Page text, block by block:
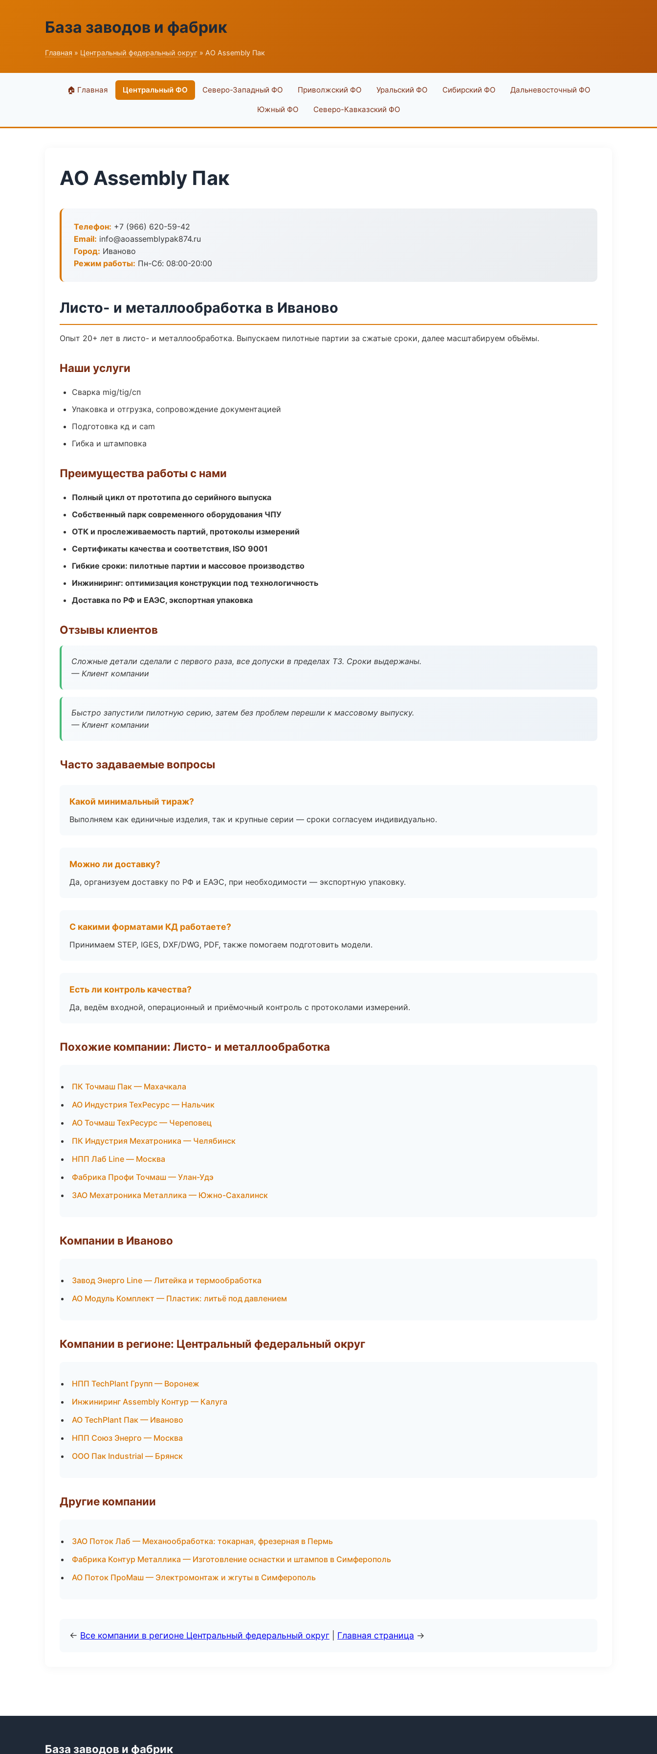
База заводов и фабрик
Главная » Центральный федеральный округ » АО Assembly Пак
🏠 Главная Центральный ФО Северо-Западный ФО Приволжский ФО Уральский ФО Сибирский ФО Дальневосточный ФО
Южный ФО Северо-Кавказский ФО
АО Assembly Пак
Телефон: +7 (966) 620-59-42
Email: info@aoassemblypak874.ru
Город: Иваново
Режим работы: Пн-Сб: 08:00-20:00
Листо- и металлообработка в Иваново
Опыт 20+ лет в листо- и металлообработка. Выпускаем пилотные партии за сжатые сроки, далее масштабируем объёмы.
Наши услуги
Сварка mig/tig/сп
Упаковка и отгрузка, сопровождение документацией
Подготовка кд и cam
Гибка и штамповка
Преимущества работы с нами
Полный цикл от прототипа до серийного выпуска
Собственный парк современного оборудования ЧПУ
ОТК и прослеживаемость партий, протоколы измерений
Сертификаты качества и соответствия, ISO 9001
Гибкие сроки: пилотные партии и массовое производство
Инжиниринг: оптимизация конструкции под технологичность
Доставка по РФ и ЕАЭС, экспортная упаковка
Отзывы клиентов
Сложные детали сделали с первого раза, все допуски в пределах ТЗ. Сроки выдержаны.
— Клиент компании
Быстро запустили пилотную серию, затем без проблем перешли к массовому выпуску.
— Клиент компании
Часто задаваемые вопросы
Какой минимальный тираж?
Выполняем как единичные изделия, так и крупные серии — сроки согласуем индивидуально.
Можно ли доставку?
Да, организуем доставку по РФ и ЕАЭС, при необходимости — экспортную упаковку.
С какими форматами КД работаете?
Принимаем STEP, IGES, DXF/DWG, PDF, также помогаем подготовить модели.
Есть ли контроль качества?
Да, ведём входной, операционный и приёмочный контроль с протоколами измерений.
Похожие компании: Листо- и металлообработка
ПК Точмаш Пак — Махачкала
АО Индустрия ТехРесурс — Нальчик
АО Точмаш ТехРесурс — Череповец
ПК Индустрия Мехатроника — Челябинск
НПП Лаб Line — Москва
Фабрика Профи Точмаш — Улан-Удэ
ЗАО Мехатроника Металлика — Южно-Сахалинск
Компании в Иваново
Завод Энерго Line — Литейка и термообработка
АО Модуль Комплект — Пластик: литьё под давлением
Компании в регионе: Центральный федеральный округ
НПП TechPlant Групп — Воронеж
Инжиниринг Assembly Контур — Калуга
АО TechPlant Пак — Иваново
НПП Союз Энерго — Москва
ООО Пак Industrial — Брянск
Другие компании
ЗАО Поток Лаб — Механообработка: токарная, фрезерная в Пермь
Фабрика Контур Металлика — Изготовление оснастки и штампов в Симферополь
АО Поток ПроМаш — Электромонтаж и жгуты в Симферополь
← Все компании в регионе Центральный федеральный округ Главная страница →
База заводов и фабрик